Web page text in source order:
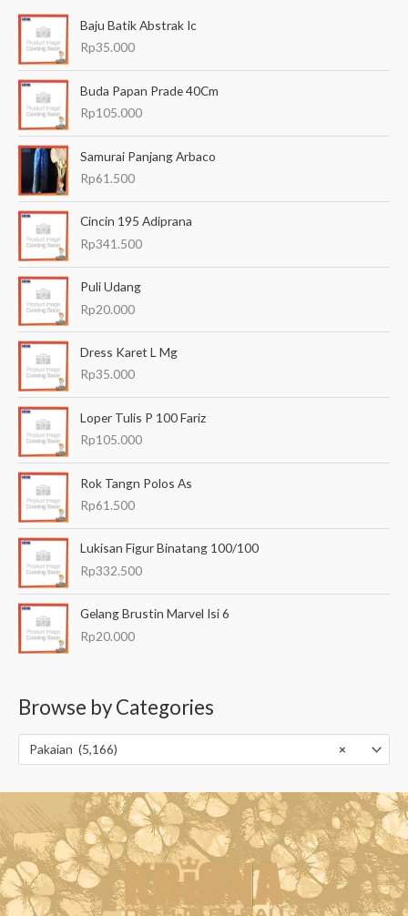
a
u
n
t
u
Baju Batik Abstrak Ic
Rp35.000
Buda Papan Prade 40Cm
Rp105.000
Samurai Panjang Arbaco
Rp61.500
Cincin 195 Adiprana
Rp341.500
Puli Udang
Rp20.000
Dress Karet L Mg
Rp35.000
Loper Tulis P 100 Fariz
Rp105.000
Rok Tangn Polos As
Rp61.500
Lukisan Figur Binatang 100/100
Rp332.500
Gelang Brustin Marvel Isi 6
Rp20.000
Browse by Categories
×
Pakaian (5,166)